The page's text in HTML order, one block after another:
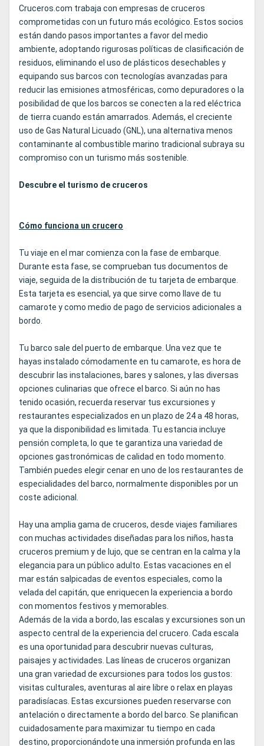
Cruceros.com trabaja con empresas de cruceros
comprometidas con un futuro más ecológico. Estos socios
están dando pasos importantes a favor del medio
ambiente, adoptando rigurosas políticas de clasificación de
residuos, eliminando el uso de plásticos desechables y
equipando sus barcos con tecnologías avanzadas para
reducir las emisiones atmosféricas, como depuradores o la
posibilidad de que los barcos se conecten a la red eléctrica
de tierra cuando están amarrados. Además, el creciente
uso de Gas Natural Licuado (GNL), una alternativa menos
contaminante al combustible marino tradicional subraya su
compromiso con un turismo más sostenible.
Descubre el turismo de cruceros
Cómo funciona un crucero
Tu viaje en el mar comienza con la fase de embarque.
Durante esta fase, se comprueban tus documentos de
viaje, seguida de la distribución de tu tarjeta de embarque.
Esta tarjeta es esencial, ya que sirve como llave de tu
camarote y como medio de pago de servicios adicionales a
bordo.
Tu barco sale del puerto de embarque. Una vez que te
hayas instalado cómodamente en tu camarote, es hora de
descubrir las instalaciones, bares y salones, y las diversas
opciones culinarias que ofrece el barco. Si aún no has
tenido ocasión, recuerda reservar tus excursiones y
restaurantes especializados en un plazo de 24 a 48 horas,
ya que la disponibilidad es limitada. Tu estancia incluye
pensión completa, lo que te garantiza una variedad de
opciones gastronómicas de calidad en todo momento.
También puedes elegir cenar en uno de los restaurantes de
especialidades del barco, normalmente disponibles por un
coste adicional.
Hay una amplia gama de cruceros, desde viajes familiares
con muchas actividades diseñadas para los niños, hasta
cruceros premium y de lujo, que se centran en la calma y la
elegancia para un público adulto. Estas vacaciones en el
mar están salpicadas de eventos especiales, como la
velada del capitán, que enriquecen la experiencia a bordo
con momentos festivos y memorables.
Además de la vida a bordo, las escalas y excursiones son un
aspecto central de la experiencia del crucero. Cada escala
es una oportunidad para descubrir nuevas culturas,
paisajes y actividades. Las líneas de cruceros organizan
una gran variedad de excursiones para todos los gustos:
visitas culturales, aventuras al aire libre o relax en playas
paradisíacas. Estas excursiones pueden reservarse con
antelación o directamente a bordo del barco. Se planifican
cuidadosamente para maximizar tu tiempo en cada
destino, proporcionándote una inmersión profunda en las